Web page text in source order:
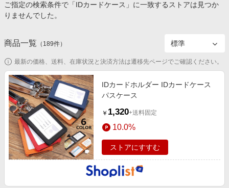
百貨店・総合ECモール
食品・スイーツ・お酒
コスメ・健康・医薬品
キッズ・ベビー用品
家電・PC・スマホ・カメラ
エンタメ
スポーツ・アウトドア・ゴルフ
インテリア・寝具
イベント一覧
初回購入者限定特典
対象ストア新規限定特典
新着ストアのご紹介
電子書籍特集
楽天ペイ導入ストア
楽天サービス特集
旅行特集
お中元特集2026
楽天IDでログイン/会員登録
ご指定の検索条件で「IDカードケース」に一致するストアは見つか
りませんでした。
商品一覧 （ 189件）
最新の価格、送料、在庫状況と決済方法は遷移先ページでご確認ください。
IDカードホルダー IDカードケース
パスケース
￥ 1,320+送料固定
10.0%
ストアにすすむ